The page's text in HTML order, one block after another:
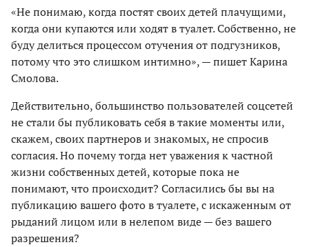
«Не понимаю, когда постят своих детей плачущими,
когда они купаются или ходят в туалет. Собственно, не
буду делиться процессом отучения от подгузников,
потому что это слишком интимно», — пишет Карина
Смолова.
Действительно, большинство пользователей соцсетей
не стали бы публиковать себя в такие моменты или,
скажем, своих партнеров и знакомых, не спросив
согласия. Но почему тогда нет уважения к частной
жизни собственных детей, которые пока не
понимают, что происходит? Согласились бы вы на
публикацию вашего фото в туалете, с искаженным от
рыданий лицом или в нелепом виде — без вашего
разрешения?